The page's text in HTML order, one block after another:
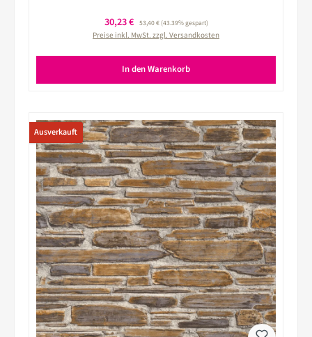
Verkaufspreis:
30,23 € Regulärer Preis:
53,40 €(43.39% gespart)
Preise inkl. MwSt. zzgl. Versandkosten
In den Warenkorb
Ausverkauft